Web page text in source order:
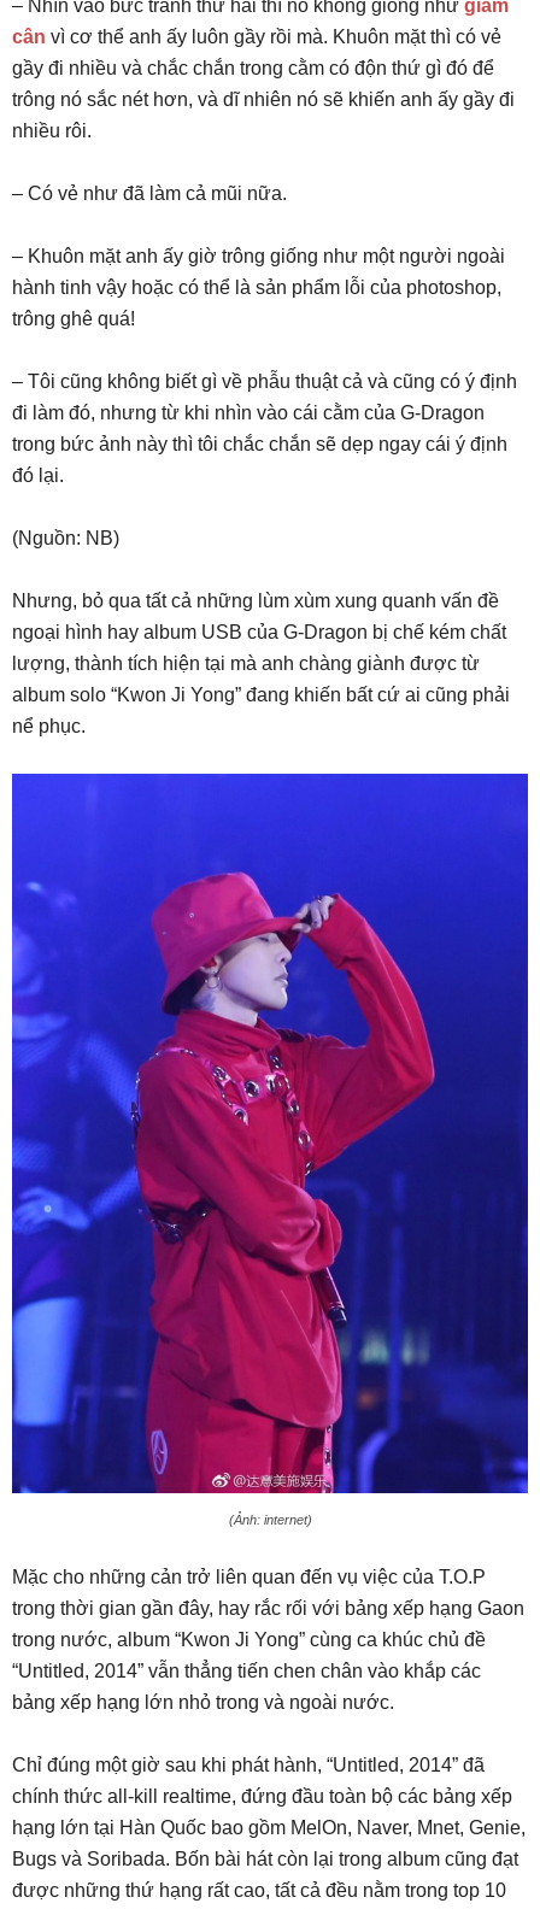
– Nhìn vào bức tranh thứ hai thì nó không giống như giảm
cân vì cơ thể anh ấy luôn gầy rồi mà. Khuôn mặt thì có vẻ
gầy đi nhiều và chắc chắn trong cằm có độn thứ gì đó để
trông nó sắc nét hơn, và dĩ nhiên nó sẽ khiến anh ấy gầy đi
nhiều rôi.
– Có vẻ như đã làm cả mũi nữa.
– Khuôn mặt anh ấy giờ trông giống như một người ngoài
hành tinh vậy hoặc có thể là sản phẩm lỗi của photoshop,
trông ghê quá!
– Tôi cũng không biết gì về phẫu thuật cả và cũng có ý định
đi làm đó, nhưng từ khi nhìn vào cái cằm của G-Dragon
trong bức ảnh này thì tôi chắc chắn sẽ dẹp ngay cái ý định
đó lại.
(Nguồn: NB)
Nhưng, bỏ qua tất cả những lùm xùm xung quanh vấn đề
ngoại hình hay album USB của G-Dragon bị chế kém chất
lượng, thành tích hiện tại mà anh chàng giành được từ
album solo “Kwon Ji Yong” đang khiến bất cứ ai cũng phải
nể phục.
(Ảnh: internet)
Mặc cho những cản trở liên quan đến vụ việc của T.O.P
trong thời gian gần đây, hay rắc rối với bảng xếp hạng Gaon
trong nước, album “Kwon Ji Yong” cùng ca khúc chủ đề
“Untitled, 2014” vẫn thẳng tiến chen chân vào khắp các
bảng xếp hạng lớn nhỏ trong và ngoài nước.
Chỉ đúng một giờ sau khi phát hành, “Untitled, 2014” đã
chính thức all-kill realtime, đứng đầu toàn bộ các bảng xếp
hạng lớn tại Hàn Quốc bao gồm MelOn, Naver, Mnet, Genie,
Bugs và Soribada. Bốn bài hát còn lại trong album cũng đạt
được những thứ hạng rất cao, tất cả đều nằm trong top 10